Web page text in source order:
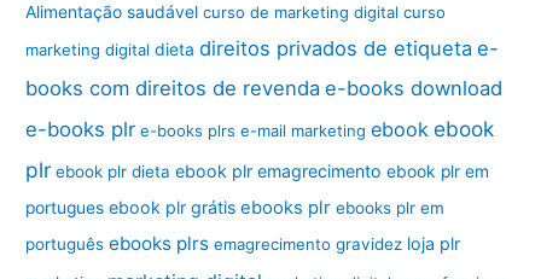
Alimentação saudável curso de marketing digital curso
marketing digital dieta direitos privados de etiqueta e-
books com direitos de revenda e-books download
e-books plr e-books plrs e-mail marketing ebook ebook
plr ebook plr dieta ebook plr emagrecimento ebook plr em
portugues ebook plr grátis ebooks plr ebooks plr em
português ebooks plrs emagrecimento gravidez loja plr